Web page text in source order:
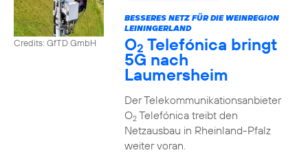
Credits: GfTD GmbH
BESSERES NETZ FÜR DIE WEINREGION
LEININGERLAND
O2 Telefónica bringt
5G nach
Laumersheim
Der Telekommunikationsanbieter
O2Telefónica treibt den
Netzausbau in Rheinland-Pfalz
weiter voran.